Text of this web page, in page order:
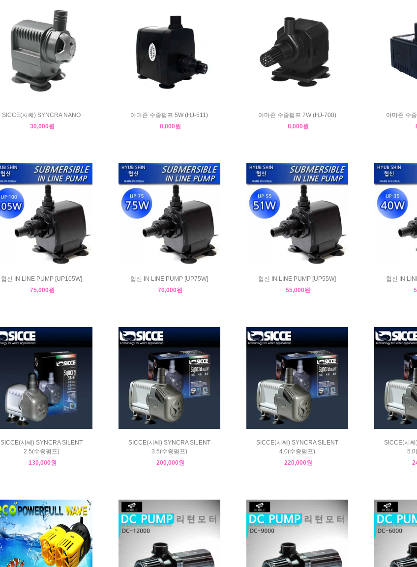
SICCE(시쎄) SYNCRA NANO
30,000원
아마존 수중펌프 5W (HJ-511)
8,000원
아마존 수중펌프 7W (HJ-700)
8,000원
아마존 수
협신 IN LINE PUMP [UP105W]
75,000원
협신 IN LINE PUMP [UP75W]
70,000원
협신 IN LINE PUMP [UP55W]
55,000원
협신 IN
SICCE(시쎄) SYNCRA SILENT
2.5(수중펌프)
130,000원
SICCE(시쎄) SYNCRA SILENT
3.5(수중펌프)
200,000원
SICCE(시쎄) SYNCRA SILENT
4.0(수중펌프)
220,000원
SICCE(시